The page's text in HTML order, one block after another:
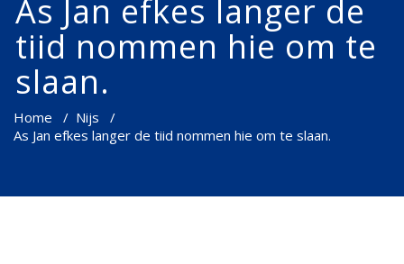
As Jan efkes langer de
tiid nommen hie om te
slaan.
Home / Nijs /
As Jan efkes langer de tiid nommen hie om te slaan.